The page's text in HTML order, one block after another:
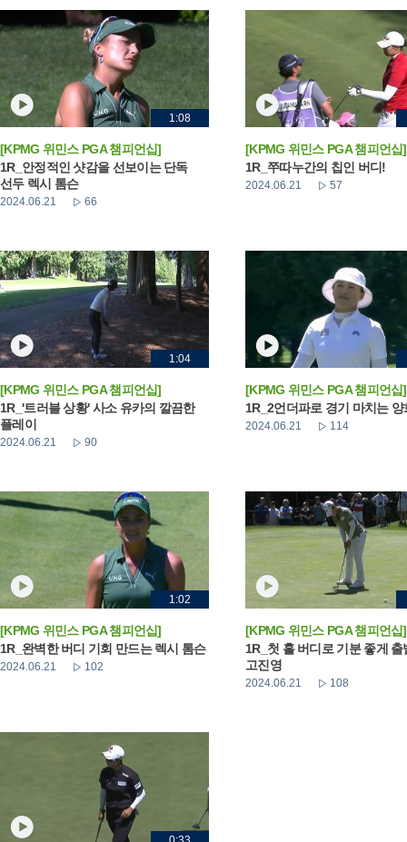
1:08
[KPMG 위민스 PGA 챔피언십]
1R_안정적인 샷감을 선보이는 단독
선두 렉시 톰슨
2024.06.21 66
[KPMG 위민스 PGA 챔피언십]
1R_쭈따누간의 칩인 버디!
2024.06.21 57
1:04
[KPMG 위민스 PGA 챔피언십]
1R_'트러블 상황' 사소 유카의 깔끔한
플레이
2024.06.21 90
[KPMG 위민스 PGA 챔피언십]
1R_2언더파로 경기 마치는 양
2024.06.21 114
1:02
[KPMG 위민스 PGA 챔피언십]
1R_완벽한 버디 기회 만드는 렉시 톰슨
2024.06.21 102
[KPMG 위민스 PGA 챔피언십]
1R_첫 홀 버디로 기분 좋게 출
고진영
2024.06.21 108